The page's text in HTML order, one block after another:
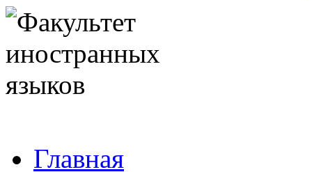
Главная